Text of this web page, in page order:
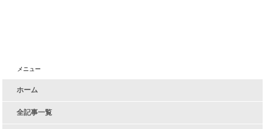
メニュー
ホーム
全記事一覧